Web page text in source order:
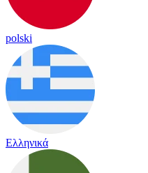
polski
Ελληνικά